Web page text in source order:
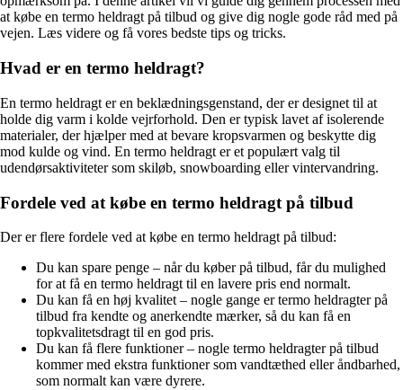
at købe en termo heldragt på tilbud og give dig nogle gode råd med på
vejen. Læs videre og få vores bedste tips og tricks.
Hvad er en termo heldragt?
En termo heldragt er en beklædningsgenstand, der er designet til at
holde dig varm i kolde vejrforhold. Den er typisk lavet af isolerende
materialer, der hjælper med at bevare kropsvarmen og beskytte dig
mod kulde og vind. En termo heldragt er et populært valg til
udendørsaktiviteter som skiløb, snowboarding eller vintervandring.
Fordele ved at købe en termo heldragt på tilbud
Der er flere fordele ved at købe en termo heldragt på tilbud:
Du kan spare penge – når du køber på tilbud, får du mulighed
for at få en termo heldragt til en lavere pris end normalt.
Du kan få en høj kvalitet – nogle gange er termo heldragter på
tilbud fra kendte og anerkendte mærker, så du kan få en
topkvalitetsdragt til en god pris.
Du kan få flere funktioner – nogle termo heldragter på tilbud
kommer med ekstra funktioner som vandtæthed eller åndbarhed,
som normalt kan være dyrere.